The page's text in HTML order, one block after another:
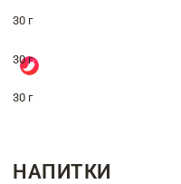
30 г
30 г
30 г
НАПИТКИ